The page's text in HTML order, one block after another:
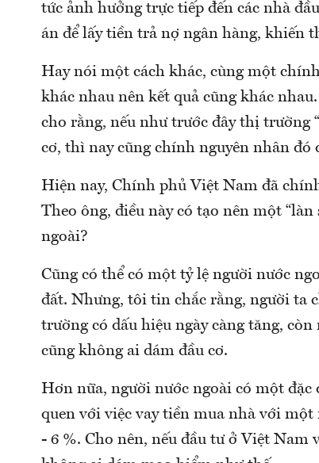
tức ảnh hưởng trực tiếp đến các nhà
án để lấy tiền trả nợ ngân hàng, khiến
Hay nói một cách khác, cùng một
khác nhau nên kết quả cũng khác
cho rằng, nếu như trước đây thị trường
cơ, thì nay cũng chính nguyên nhân
Hiện nay, Chính phủ Việt Nam đã
Theo ông, điều này có tạo nên một
ngoài?
Cũng có thể có một tỷ lệ người nước
đất. Nhưng, tôi tin chắc rằng, người ta
trường có dấu hiệu ngày càng tăng,
cũng không ai dám đầu cơ.
Hơn nữa, người nước ngoài có một
quen với việc vay tiền mua nhà với
- 6 %. Cho nên, nếu đầu tư ở Việt